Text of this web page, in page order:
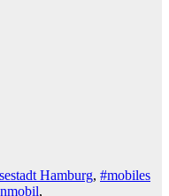
Hamburg, #mobiles
,